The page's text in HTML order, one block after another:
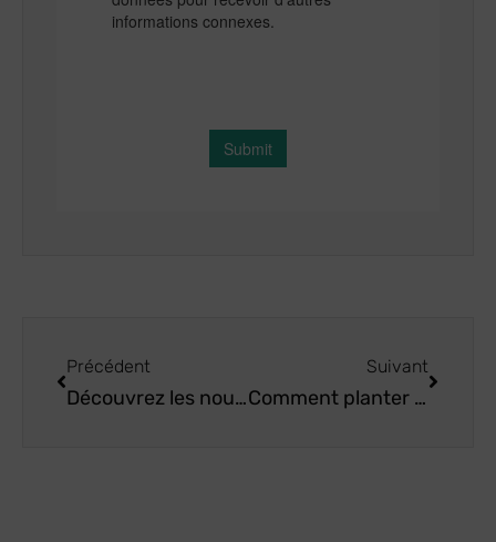
Précédent
Découvrez les nouvelles variétés de poivre Lamuyo de CapGen Seeds : Diestro et Estoque
Suivant
Comment planter et où acheter des graines de concombre néerlandais ?